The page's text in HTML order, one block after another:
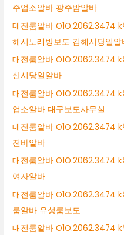
주업소알바 광주밤알바
대전룸알바 O1O.2062.3474
해시노래방보도 김해시당일알
대전룸알바 O1O.2062.3474
산시당일알바
대전룸알바 O1O.2062.3474
업소알바 대구보도사무실
대전룸알바 O1O.2062.3474
전바알바
대전룸알바 O1O.2062.3474
여자알바
대전룸알바 O1O.2062.3474
룸알바 유성룸보도
대전룸알바 O1O.2062.3474